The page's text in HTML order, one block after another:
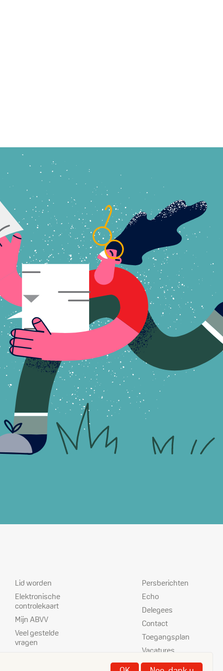
Dienstverlening
Lid worden
Elektronische
controlekaart
Mijn ABVV
Veel gestelde
vragen
Prioriteiten
Persberichten
Echo
Delegees
Contact
Toegangsplan
Vacatures
Disclaimer